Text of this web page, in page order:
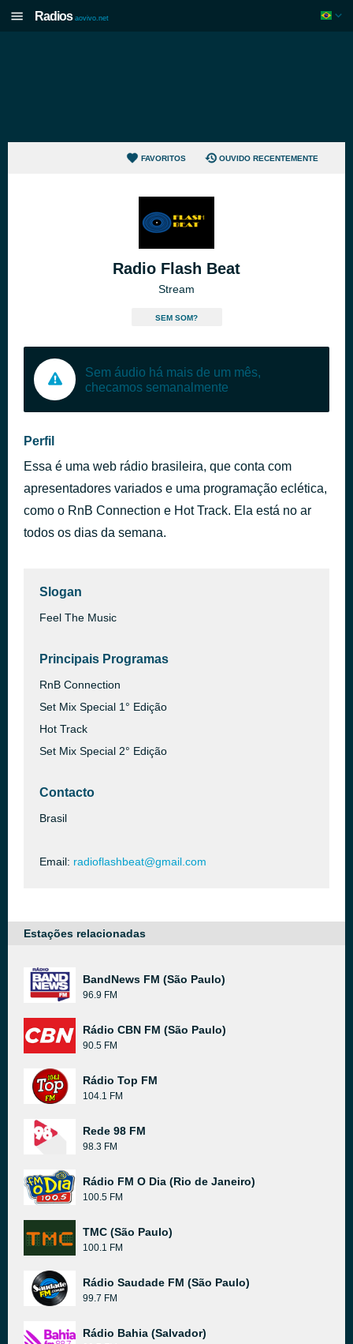
Radios aovivo.net
FAVORITOS OUVIDO RECENTEMENTE
Radio Flash Beat
Stream
SEM SOM?
Sem áudio há mais de um mês,
checamos semanalmente
Perfil
Essa é uma web rádio brasileira, que conta com
apresentadores variados e uma programação eclética,
como o RnB Connection e Hot Track. Ela está no ar
todos os dias da semana.
Slogan
Feel The Music
Principais Programas
RnB Connection
Set Mix Special 1° Edição
Hot Track
Set Mix Special 2° Edição
Contacto
Brasil
Email: radioflashbeat@gmail.com
Estações relacionadas
BandNews FM (São Paulo)
96.9 FM
Rádio CBN FM (São Paulo)
90.5 FM
Rádio Top FM
104.1 FM
Rede 98 FM
98.3 FM
Rádio FM O Dia (Rio de Janeiro)
100.5 FM
TMC (São Paulo)
100.1 FM
Rádio Saudade FM (São Paulo)
99.7 FM
Rádio Bahia (Salvador)